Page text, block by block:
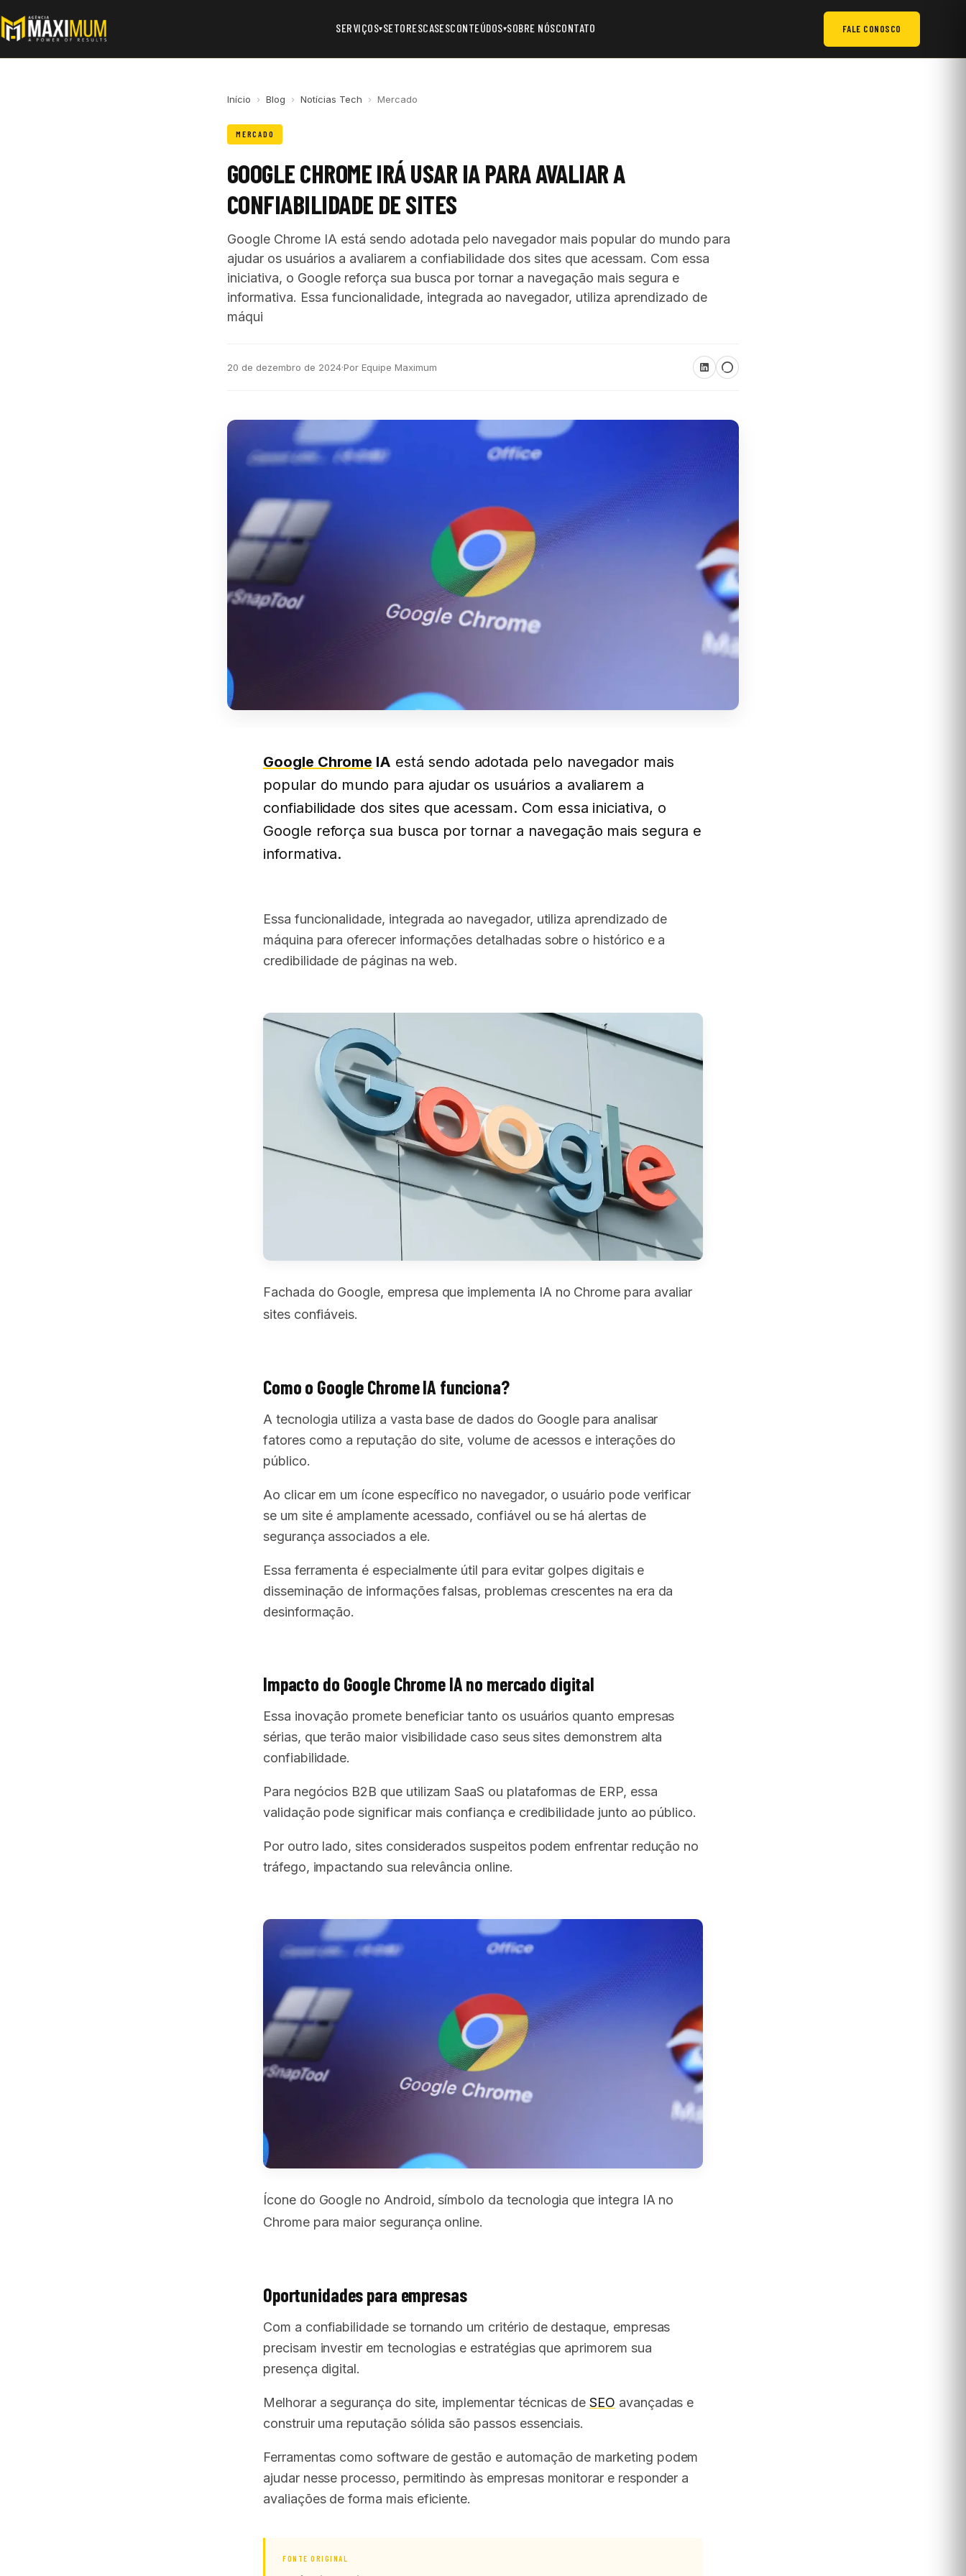
SERVIÇOS▾SETORESCASESCONTEÚDOS▾SOBRE NÓSCONTATO FALE CONOSCO
Início › Blog › Notícias Tech › Mercado
MERCADO
GOOGLE CHROME IRÁ USAR IA PARA AVALIAR A
CONFIABILIDADE DE SITES
Google Chrome IA está sendo adotada pelo navegador mais popular do mundo para
ajudar os usuários a avaliarem a confiabilidade dos sites que acessam. Com essa
iniciativa, o Google reforça sua busca por tornar a navegação mais segura e
informativa. Essa funcionalidade, integrada ao navegador, utiliza aprendizado de
máqui
20 de dezembro de 2024·Por Equipe Maximum
Google Chrome IA está sendo adotada pelo navegador mais
popular do mundo para ajudar os usuários a avaliarem a
confiabilidade dos sites que acessam. Com essa iniciativa, o
Google reforça sua busca por tornar a navegação mais segura e
informativa.
Essa funcionalidade, integrada ao navegador, utiliza aprendizado de
máquina para oferecer informações detalhadas sobre o histórico e a
credibilidade de páginas na web.
Fachada do Google, empresa que implementa IA no Chrome para avaliar
sites confiáveis.
Como o Google Chrome IA funciona?
A tecnologia utiliza a vasta base de dados do Google para analisar
fatores como a reputação do site, volume de acessos e interações do
público.
Ao clicar em um ícone específico no navegador, o usuário pode verificar
se um site é amplamente acessado, confiável ou se há alertas de
segurança associados a ele.
Essa ferramenta é especialmente útil para evitar golpes digitais e
disseminação de informações falsas, problemas crescentes na era da
desinformação.
Impacto do Google Chrome IA no mercado digital
Essa inovação promete beneficiar tanto os usuários quanto empresas
sérias, que terão maior visibilidade caso seus sites demonstrem alta
confiabilidade.
Para negócios B2B que utilizam SaaS ou plataformas de ERP, essa
validação pode significar mais confiança e credibilidade junto ao público.
Por outro lado, sites considerados suspeitos podem enfrentar redução no
tráfego, impactando sua relevância online.
Ícone do Google no Android, símbolo da tecnologia que integra IA no
Chrome para maior segurança online.
Oportunidades para empresas
Com a confiabilidade se tornando um critério de destaque, empresas
precisam investir em tecnologias e estratégias que aprimorem sua
presença digital.
Melhorar a segurança do site, implementar técnicas deSEO avançadas e
construir uma reputação sólida são passos essenciais.
Ferramentas como software de gestão e automação de marketing podem
ajudar nesse processo, permitindo às empresas monitorar e responder a
avaliações de forma mais eficiente.
FONTE ORIGINAL